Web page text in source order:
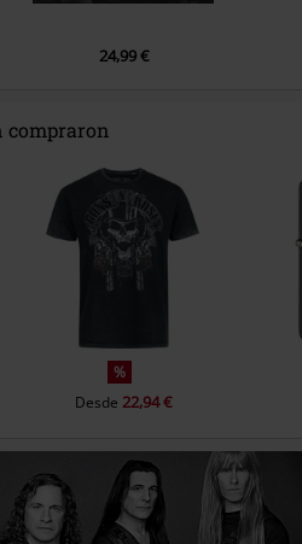
24,99 €
compraron
%
Desde 22,94 €